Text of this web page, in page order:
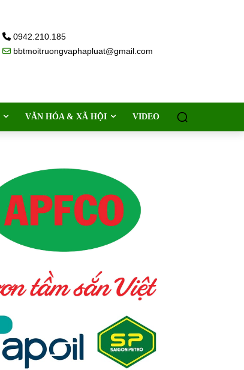
0942.210.185
bbtmoitruongvaphapluat@gmail.com
VĂN HÓA & XÃ HỘI VIDEO